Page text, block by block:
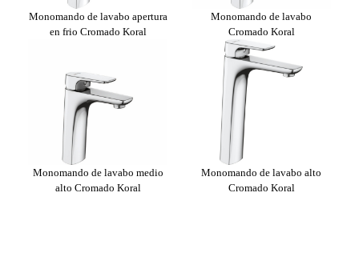
Monomando de lavabo apertura
en frio Cromado Koral
Monomando de lavabo
Cromado Koral
Monomando de lavabo medio
alto Cromado Koral
Monomando de lavabo alto
Cromado Koral